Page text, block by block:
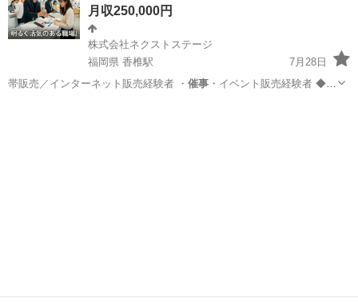
月収250,000円
株式会社ネクストステージ
福岡県 香椎駅
7月28日
帯販売／インターネット販売経験者 ・ 催事・イベント販売経験者 ◆未